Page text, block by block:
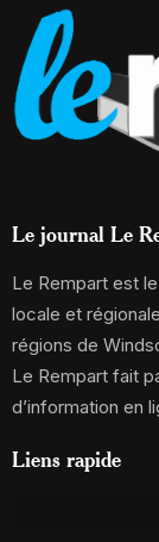
Le journal Le
Le Rempart est
locale et
régions de
Le Rempart fait
d’information en
Liens rapide